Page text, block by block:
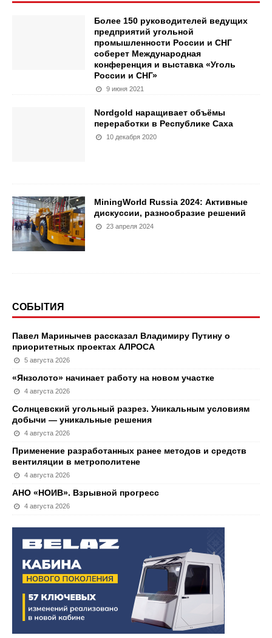
Более 150 руководителей ведущих
предприятий угольной
промышленности России и СНГ
соберет Международная
конференция и выставка «Уголь
России и СНГ»
9 июня 2021
Nordgold наращивает объёмы
переработки в Республике Саха
10 декабря 2020
MiningWorld Russia 2024: Активные
дискуссии, разнообразие решений
23 апреля 2024
СОБЫТИЯ
Павел Маринычев рассказал Владимиру Путину о
приоритетных проектах АЛРОСА
5 августа 2026
«Янзолото» начинает работу на новом участке
4 августа 2026
Солнцевский угольный разрез. Уникальным условиям
добычи — уникальные решения
4 августа 2026
Применение разработанных ранее методов и средств
вентиляции в метрополитене
4 августа 2026
АНО «НОИВ». Взрывной прогресс
4 августа 2026